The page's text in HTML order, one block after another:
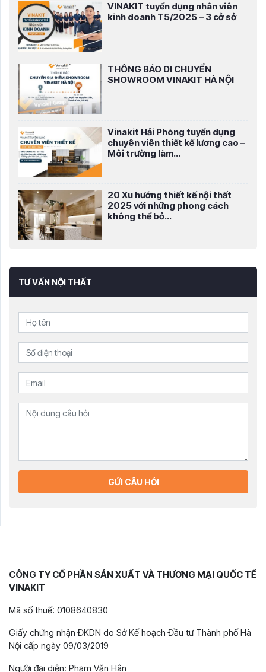
VINAKIT tuyển dụng nhân viên
kinh doanh T5/2025 – 3 cở sở
THÔNG BÁO DI CHUYỂN
SHOWROOM VINAKIT HÀ NỘI
Vinakit Hải Phòng tuyển dụng
chuyên viên thiết kế lương cao –
Môi trường làm...
20 Xu hướng thiết kế nội thất
2025 với những phong cách
không thể bỏ...
TƯ VẤN NỘI THẤT
GỬI CÂU HỎI
CÔNG TY CỔ PHẦN SẢN XUẤT VÀ THƯƠNG MẠI QUỐC TẾ
VINAKIT
Mã số thuế: 0108640830
Giấy chứng nhận ĐKDN do Sở Kế hoạch Đầu tư Thành phố Hà
Nội cấp ngày 09/03/2019
Người đại diện: Phạm Văn Hân